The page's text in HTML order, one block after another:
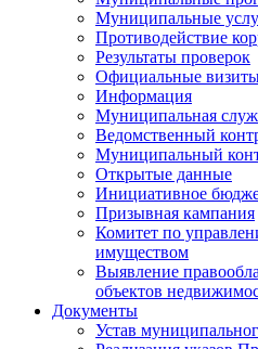
Муниципальные
Противодействие
Результаты проверок
Официальные
Информация
Муниципальная
Ведомственный
Муниципальный
Открытые данные
Инициативное
Призывная кампания
Комитет по
имуществом
Выявление
объектов
Документы
Устав